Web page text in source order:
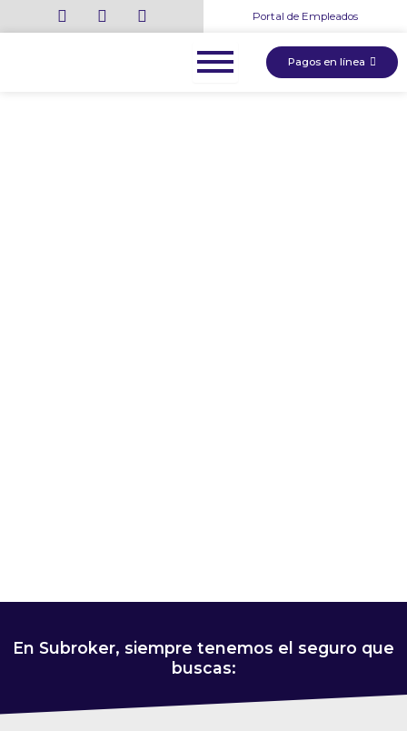
al
Portal de Empleados
Pagos en línea
En Subroker, siempre tenemos el seguro que
buscas: